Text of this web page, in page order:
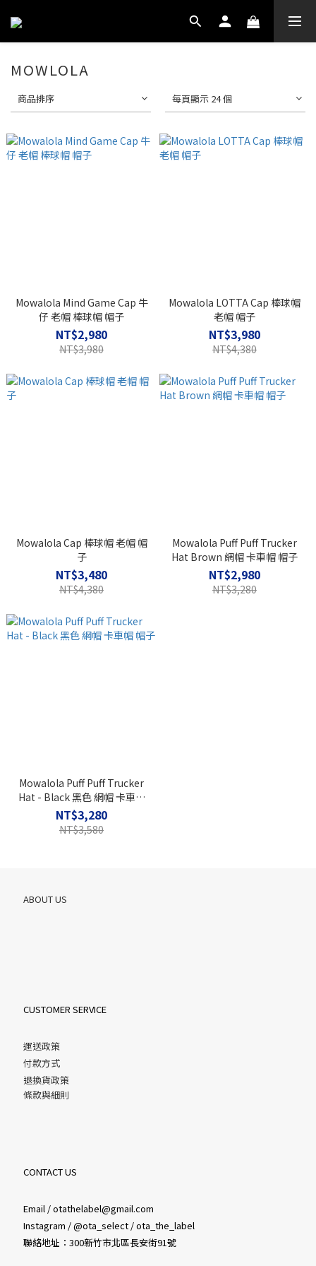
MOWLOLA
商品排序 每頁顯示 24 個
Mowalola Mind Game Cap 牛
仔 老帽 棒球帽 帽子
NT$2,980
NT$3,980
Mowalola LOTTA Cap 棒球帽
老帽 帽子
NT$3,980
NT$4,380
Mowalola Cap 棒球帽 老帽 帽
子
NT$3,480
NT$4,380
Mowalola Puff Puff Trucker
Hat Brown 網帽 卡車帽 帽子
NT$2,980
NT$3,280
Mowalola Puff Puff Trucker
Hat - Black 黑色 網帽 卡車帽
帽子
NT$3,280
NT$3,580
ABOUT US
CUSTOMER SERVICE
運送政策
付款方式
退換貨政策
條款與細則
CONTACT US
Email / otathelabel@gmail.com
Instagram / @ota_select / ota_the_label
聯絡地址：300新竹市北區長安街91號